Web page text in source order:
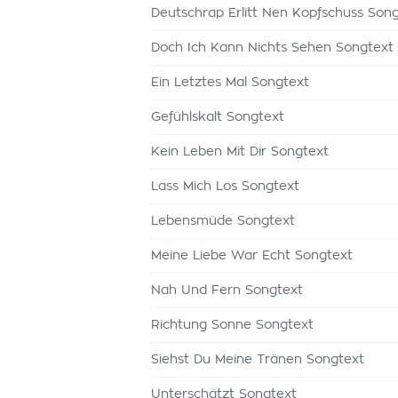
Deutschrap Erlitt Nen Kopfschuss
Doch Ich Kann Nichts Sehen Songtext
Ein Letztes Mal Songtext
Gefühlskalt Songtext
Kein Leben Mit Dir Songtext
Lass Mich Los Songtext
Lebensmüde Songtext
Meine Liebe War Echt Songtext
Nah Und Fern Songtext
Richtung Sonne Songtext
Siehst Du Meine Tränen Songtext
Unterschätzt Songtext